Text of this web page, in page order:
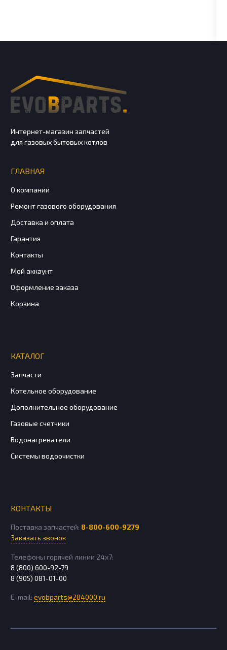
Интернет-магазин запчастей
для газовых бытовых котлов
ГЛАВНАЯ
О компании
Ремонт газового оборудования
Доставка и оплата
Гарантия
Контакты
Мой аккаунт
Оформление заказа
Корзина
КАТАЛОГ
Запчасти
Котельное оборудование
Дополнительное оборудование
Газовые счетчики
Водонагреватели
Системы водоочистки
КОНТАКТЫ
Поставка запчастей: 8-800-600-9279
Заказать звонок
Телефоны горячей линии 24х7:
8 (800) 600-92-79
8 (905) 081-01-00
E-mail: evobparts@284000.ru